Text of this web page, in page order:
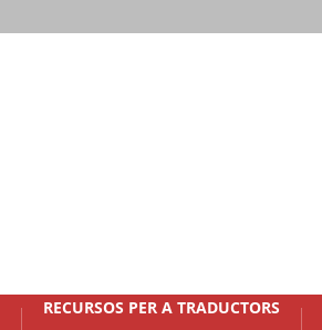
RECURSOS PER A TRADUCTORS